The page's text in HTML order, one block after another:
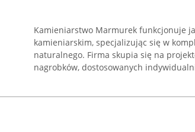
Kamieniarstwo Marmurek funkcjonuje
kamieniarskim, specjalizując się w
naturalnego. Firma skupia się na
nagrobków, dostosowanych